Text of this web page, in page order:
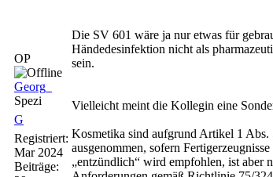
OP
Georg_
Spezi
G
Registriert:
Mar 2024
Beiträge:
Die SV 601 wäre ja nur etwas für
Händedesinfektion nicht als
sein.
Vielleicht meint die Kollegin eine
Kosmetika sind aufgrund Artikel 1
ausgenommen, sofern
„entzündlich“ wird empfohlen, ist aber